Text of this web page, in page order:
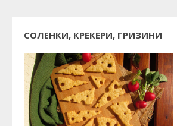
СОЛЕНКИ, КРЕКЕРИ, ГРИЗИНИ